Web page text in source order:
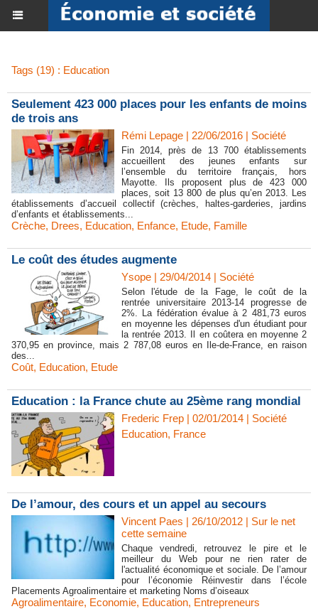
Tags (19) : Education
Seulement 423 000 places pour les enfants de moins
de trois ans
Rémi Lepage | 22/06/2016 | Société
Fin 2014, près de 13 700 établissements
accueillent des jeunes enfants sur
l’ensemble du territoire français, hors
Mayotte. Ils proposent plus de 423 000
places, soit 13 800 de plus qu’en 2013. Les
établissements d’accueil collectif (crèches, haltes-garderies, jardins
d’enfants et établissements...
Crèche, Drees, Education, Enfance, Etude, Famille
Le coût des études augmente
Ysope | 29/04/2014 | Société
Selon l'étude de la Fage, le coût de la
rentrée universitaire 2013-14 progresse de
2%. La fédération évalue à 2 481,73 euros
en moyenne les dépenses d'un étudiant pour
la rentrée 2013. Il en coûtera en moyenne 2
370,95 en province, mais 2 787,08 euros en Ile-de-France, en raison
des...
Coût, Education, Etude
Education : la France chute au 25ème rang mondial
Frederic Frep | 02/01/2014 | Société
Education, France
De l’amour, des cours et un appel au secours
Vincent Paes | 26/10/2012 | Sur le net
cette semaine
Chaque vendredi, retrouvez le pire et le
meilleur du Web pour ne rien rater de
l'actualité économique et sociale. De l’amour
pour l’économie Réinvestir dans l’école
Placements Agroalimentaire et marketing Noms d’oiseaux
Agroalimentaire, Economie, Education, Entrepreneurs